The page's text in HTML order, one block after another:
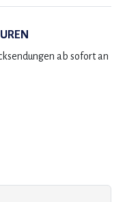
ab sofort an